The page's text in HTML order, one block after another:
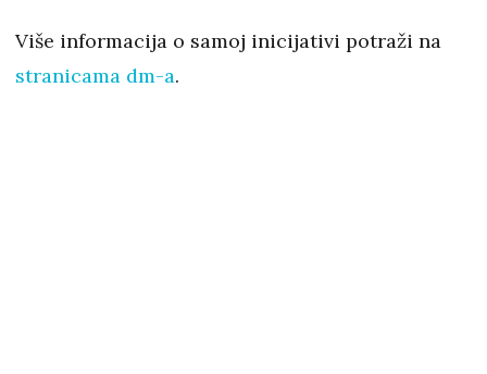
Više informacija o samoj inicijativi potraži na
stranicama dm-a.